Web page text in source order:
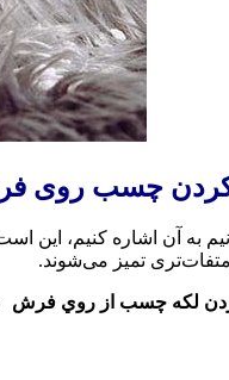
کردن چسب روی
به آن اشاره کنیم، این
تمیز می‌شوند.
لكه چسب از روي فرش